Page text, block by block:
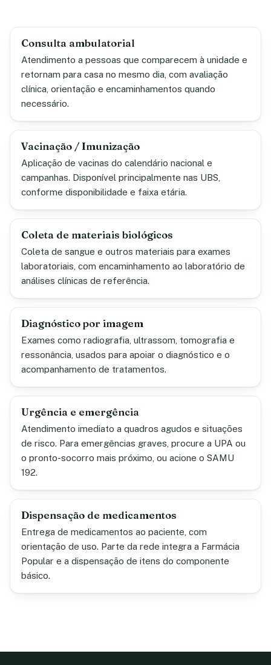
Consulta ambulatorial
Atendimento a pessoas que comparecem à unidade e
retornam para casa no mesmo dia, com avaliação
clínica, orientação e encaminhamentos quando
necessário.
Vacinação / Imunização
Aplicação de vacinas do calendário nacional e
campanhas. Disponível principalmente nas UBS,
conforme disponibilidade e faixa etária.
Coleta de materiais biológicos
Coleta de sangue e outros materiais para exames
laboratoriais, com encaminhamento ao laboratório de
análises clínicas de referência.
Diagnóstico por imagem
Exames como radiografia, ultrassom, tomografia e
ressonância, usados para apoiar o diagnóstico e o
acompanhamento de tratamentos.
Urgência e emergência
Atendimento imediato a quadros agudos e situações
de risco. Para emergências graves, procure a UPA ou
o pronto-socorro mais próximo, ou acione o SAMU
192.
Dispensação de medicamentos
Entrega de medicamentos ao paciente, com
orientação de uso. Parte da rede integra a Farmácia
Popular e a dispensação de itens do componente
básico.